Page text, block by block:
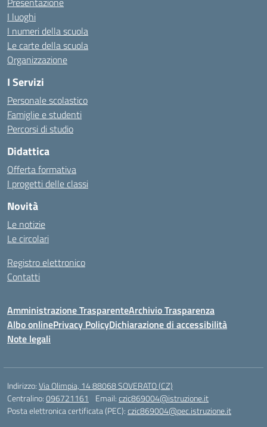
I luoghi
I numeri della scuola
Le carte della scuola
Organizzazione
I Servizi
Personale scolastico
Famiglie e studenti
Percorsi di studio
Didattica
Offerta formativa
I progetti delle classi
Novità
Le notizie
Le circolari
Registro elettronico
Contatti
Amministrazione TrasparenteArchivio Trasparenza
Albo onlinePrivacy PolicyDichiarazione di accessibilità
Note legali
Indirizzo:Via Olimpia, 14 88068 SOVERATO (CZ)
Centralino:096721161 Email:czic869004@istruzione.it
Posta elettronica certificata (PEC):czic869004@pec.istruzione.it